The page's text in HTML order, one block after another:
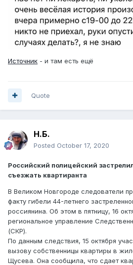
Источник - и там есть ещё
Quote
Н.Б.
Posted October 17, 2020
Российский полицейский
съезжать квартиранта
В Великом Новгороде следователи
факту гибели 44-летнего
россиянина. Об этом в пятницу, 16
региональное управление
(СКР).
По данным следствия, 15 октября
вызову собственницы квартиры в
Щусева. Она сообщила, что сдает